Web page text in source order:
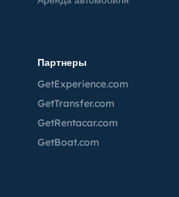
Партнеры
GetExperience.com
GetTransfer.com
GetRentacar.com
GetBoat.com